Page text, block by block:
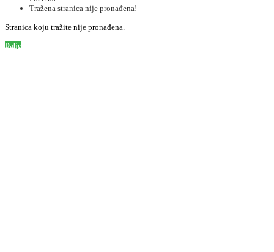
Tražena stranica nije pronađena!
Stranica koju tražite nije pronađena.
Dalje